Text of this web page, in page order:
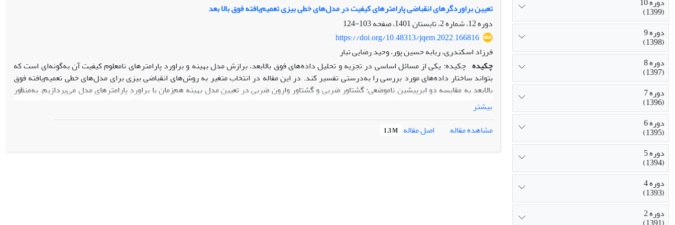
تعیین براوردگرهای انقباضی پارامترهای کیفیت در مدل‌های خطی بیزی تعمیم‌یافته فوق بالا بعد
دوره 12، شماره 2، تابستان 1401، صفحه
103-124
https://doi.org/10.48313/jqem.2022.166816
فرزاد اسکندری، ربابه حسین پور، وحید رضایی تبار
چکیده چکیده: یکی از مسائل اساسی در تجزیه و تحلیل‌ داده‌های فوق بالابعد، برازش مدل بهینه و براورد پارامترهای نامعلوم کیفیت آن به‌گونه‌ای است که
بتواند ساختار داده‌های مورد بررسی را به‌درستی تفسیر کند. در این مقاله در انتخاب متغیر به روش‌های انقباضی بیزی برای مدل‌های خطی تعمیم‌یافته فوق
بالابعد به مقایسه دو ابرپیشین ناموضعی: گشتاور ضربی و گشتاور وارون ضربی در تعیین مدل بهینه هم‌زمان با براورد پارامترهای مدل می‌پردازیم. به‌منظور
محاسبه احتمال‌های پسین، از روش تقریب لاپلاس و جهت انتخاب مدل بهینه در فضای متراکم احتمال‌های پسین، از الگوریتم تکراری جستجوی تصادفی تفنگی
ساده شده همراه با غربالگری استفاده شده است. در انتها از طریق مطالعه شبیه‌سازی و تحلیل داده‌‌ی واقعی، کارایی روش‌های انقباضی بیزی فوق با روش
درست‌نمایی تاوانیده‌ی اسکاد و لاسو مورد ارزیابی قرار گرفته است و برتری مدل نشان داده شده است .
بیشتر
مشاهده مقاله
اصل مقاله 1.3 M
(1399)
دوره 9
(1398)
دوره 8
(1397)
دوره 7
(1396)
دوره 6
(1395)
دوره 5
(1394)
دوره 4
(1393)
دوره 2